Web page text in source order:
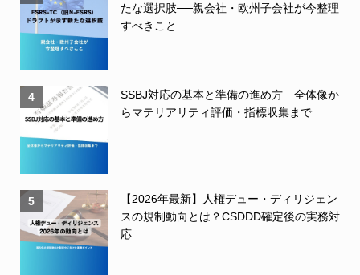
たな選択肢──親会社・欧州子会社が今整理
すべきこと
4
SSBJ対応の基本と準備の進め方 全体像か
らマテリアリティ評価・指標収集まで
5
【2026年最新】人権デュー・ディリジェン
スの規制動向とは？CSDDD確定後の実務対
応